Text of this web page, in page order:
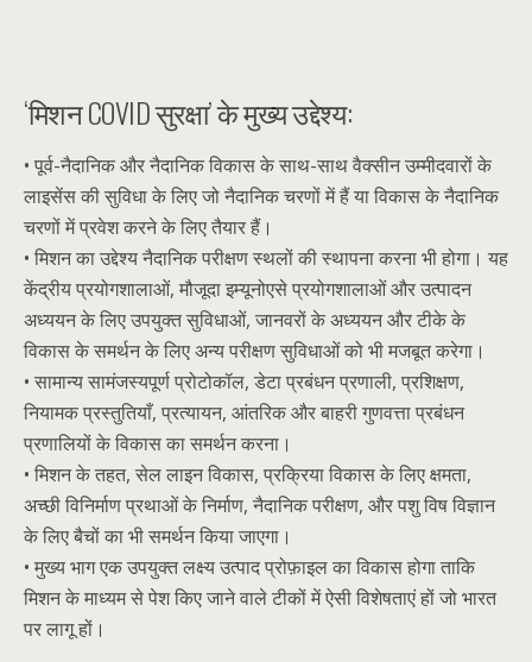
‘मिशन COVID सुरक्षा’ के मुख्य उद्देश्य:
• पूर्व-नैदानिक ​​और नैदानिक ​​विकास के साथ-साथ वैक्सीन उम्मीदवारों के
लाइसेंस की सुविधा के लिए जो नैदानिक ​​चरणों में हैं या विकास के नैदानिक ​​
चरणों में प्रवेश करने के लिए तैयार हैं।
• मिशन का उद्देश्य नैदानिक ​​परीक्षण स्थलों की स्थापना करना भी होगा। यह
केंद्रीय प्रयोगशालाओं, मौजूदा इम्यूनोएसे प्रयोगशालाओं और उत्पादन
अध्ययन के लिए उपयुक्त सुविधाओं, जानवरों के अध्ययन और टीके के
विकास के समर्थन के लिए अन्य परीक्षण सुविधाओं को भी मजबूत करेगा।
• सामान्य सामंजस्यपूर्ण प्रोटोकॉल, डेटा प्रबंधन प्रणाली, प्रशिक्षण,
नियामक प्रस्तुतियाँ, प्रत्यायन, आंतरिक और बाहरी गुणवत्ता प्रबंधन
प्रणालियों के विकास का समर्थन करना।
• मिशन के तहत, सेल लाइन विकास, प्रक्रिया विकास के लिए क्षमता,
अच्छी विनिर्माण प्रथाओं के निर्माण, नैदानिक ​​परीक्षण, और पशु विष विज्ञान
के लिए बैचों का भी समर्थन किया जाएगा।
• मुख्य भाग एक उपयुक्त लक्ष्य उत्पाद प्रोफ़ाइल का विकास होगा ताकि
मिशन के माध्यम से पेश किए जाने वाले टीकों में ऐसी विशेषताएं हों जो भारत
पर लागू हों।